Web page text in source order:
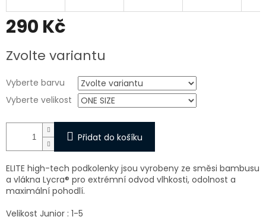
290 Kč
cena:
Zvolte variantu
Vyberte barvu
Vyberte velikost
Přidat do košíku
ELITE high-tech podkolenky jsou vyrobeny ze směsi bambusu
a vlákna Lycra® pro extrémní odvod vlhkosti, odolnost a
maximální pohodlí.
Velikost Junior : 1-5